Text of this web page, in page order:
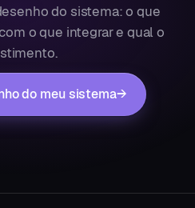
do sistema: o que
o que integrar e qual o
do meu sistema→